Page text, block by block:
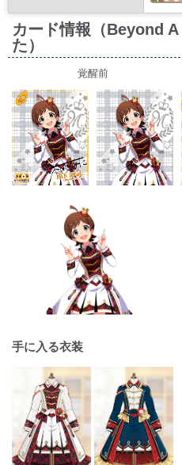
カード情報（Beyond
た）
覚醒前
手に入る衣装